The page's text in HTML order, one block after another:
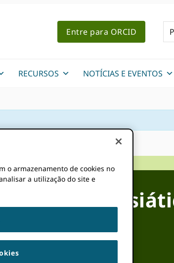
Entre para ORCID
RECURSOS NOTÍCIAS E EVENTOS
a pesquisa
o armazenamento de cookies no
a utilização do site e